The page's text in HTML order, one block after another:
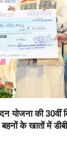
योजना की 30वीं
के खातों में